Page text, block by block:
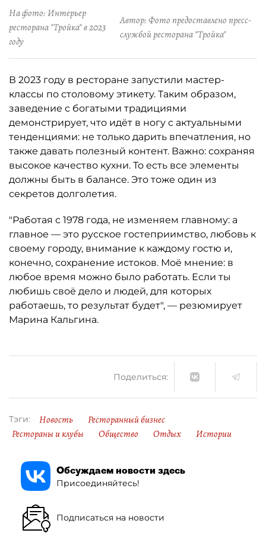
На фото: Интерьер
ресторана "Тройка" в 2023
году
Автор: Фото предоставлено пресс-
службой ресторана "Тройка"
В 2023 году в ресторане запустили мастер-
классы по столовому этикету. Таким образом,
заведение с богатыми традициями
демонстрирует, что идёт в ногу с актуальными
тенденциями: не только дарить впечатления, но
также давать полезный контент. Важно: сохраняя
высокое качество кухни. То есть все элементы
должны быть в балансе. Это тоже один из
секретов долголетия.
"Работая с 1978 года, не изменяем главному: а
главное — это русское гостеприимство, любовь к
своему городу, внимание к каждому гостю и,
конечно, сохранение истоков. Моё мнение: в
любое время можно было работать. Если ты
любишь своё дело и людей, для которых
работаешь, то результат будет", — резюмирует
Марина Кальгина.
Поделиться:
Тэги: Новость
Ресторанный бизнес
Рестораны и клубы
Общество Отдых Истории
Обсуждаем новости здесь
Присоединяйтесь!
Подписаться на новости